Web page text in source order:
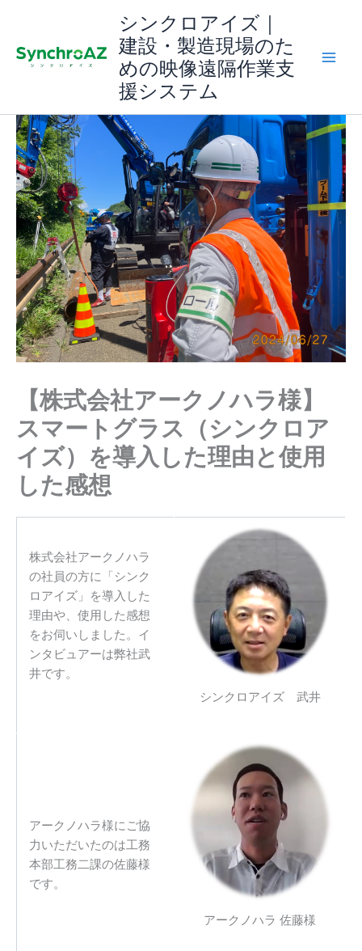
シンクロアイズ｜
建設・製造現場のた
めの映像遠隔作業支
援システム
【株式会社アークノハラ様】
スマートグラス（シンクロア
イズ）を導入した理由と使用
した感想
株式会社アークノハラ
の社員の方に「シンク
ロアイズ」を導入した
理由や、使用した感想
をお伺いしました。イ
ンタビュアーは弊社武
井です。
シンクロアイズ 武井
アークノハラ様にご協
力いただいたのは工務
本部工務二課の佐藤様
です。
アークノハラ 佐藤様